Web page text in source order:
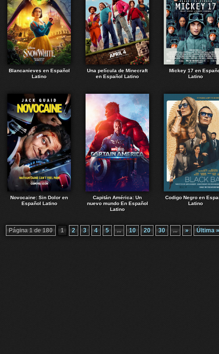
Blancanieves en Español
Latino
Una película de Minecraft
en Español Latino
Mickey 17 en
Latino
Novocaine: Sin Dolor en
Español Latino
Capitán América: Un
nuevo mundo En Español
Latino
Codigo Negro en
Latino
Página 1 de 180 1 2 3 4 5 ... 10 20 30 ... » Última »